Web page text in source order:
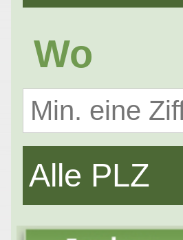
Wo
Alle PLZ